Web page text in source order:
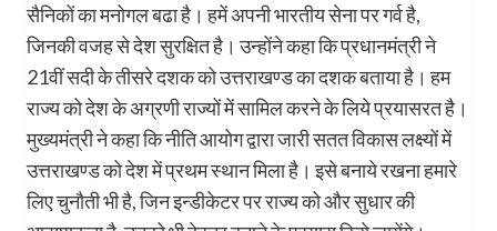
सैनिकों का मनोगल बढा है। हमें अपनी भारतीय सेना पर गर्व है,
जिनकी वजह से देश सुरक्षित है। उन्होंने कहा कि प्रधानमंत्री ने
21वीं सदी के तीसरे दशक को उत्तराखण्ड का दशक बताया है। हम
राज्य को देश के अग्रणी राज्यों में सामिल करने के लिये प्रयासरत है।
मुख्यमंत्री ने कहा कि नीति आयोग द्वारा जारी सतत विकास लक्ष्यों में
उत्तराखण्ड को देश में प्रथम स्थान मिला है। इसे बनाये रखना हमारे
लिए चुनौती भी है, जिन इन्डीकेटर पर राज्य को और सुधार की